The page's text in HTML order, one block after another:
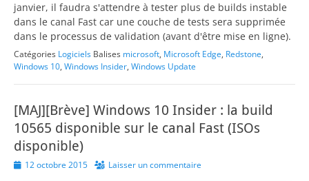
janvier, il faudra s'attendre à tester plus de builds instable
dans le canal Fast car une couche de tests sera supprimée
dans le processus de validation (avant d'être mise en ligne).
Catégories Logiciels Balises microsoft, Microsoft Edge, Redstone,
Windows 10, Windows Insider, Windows Update
[MAJ][Brève] Windows 10 Insider : la build
10565 disponible sur le canal Fast (ISOs
disponible)
Posted12 octobre 2015 Laisser un commentaire